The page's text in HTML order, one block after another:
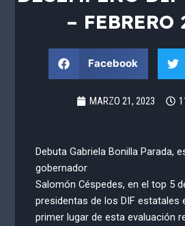
– FEBRERO
Facebook
MARZO 21, 2023
Debuta Gabriela Bonilla Parada,
gobernador
Salomón Céspedes, en el top 5
presidentas de los DIF estatales
primer lugar de esta evaluación